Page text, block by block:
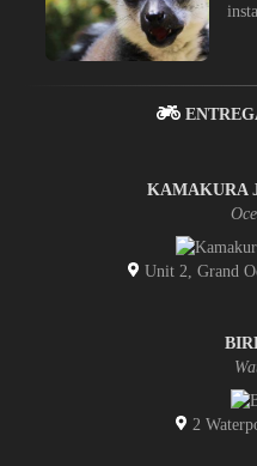
KAMAKURA
Unit 2, Grand
2